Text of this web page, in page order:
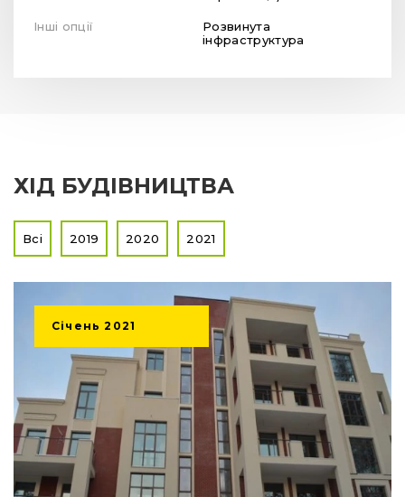
Інші опції
Розвинута
інфраструктура
ХІД БУДІВНИЦТВА
Всі 2019 2020 2021
Січень 2021